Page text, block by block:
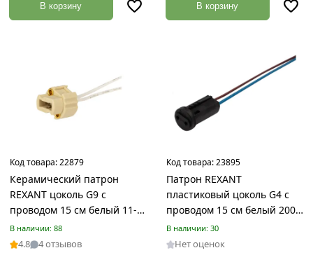
Пиломатериалы
Имитация
бруса
Товаров
2
Листовые
материалы
Товаров
по
акции:
В корзину В корзину
Код товара:22879
Керамический патрон
REXANT цоколь G9 с
проводом 15 см белый 11-
8879
В наличии: 88
4.8 4 отзывов
Код товара:23895
Патрон REXANT
пластиковый цоколь G4 с
проводом 15 см белый 200
шт 11-8895
В наличии: 30
Нет оценок